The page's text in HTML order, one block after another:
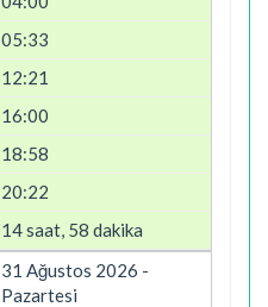
05:33
12:21
16:00
18:58
20:22
14 saat, 58 dakika
31 Ağustos 2026 -
Pazartesi